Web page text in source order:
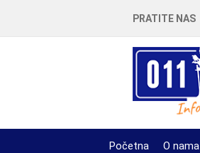
PRATITE NAS
Početna O nama